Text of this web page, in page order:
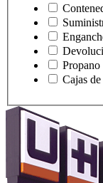
Propano
Cajas